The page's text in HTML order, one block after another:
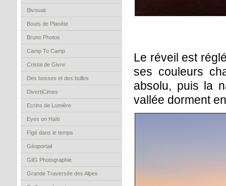
Bivouak
Bouts de Planète
Bruno Photos
Camp To Camp
Cristal de Givre
Des bosses et des bulles
DivertiCimes
Ecrins de Lumière
Eyes on Haïti
Figé dans le temps
Géoportail
GilG Photographie
Grande Traversée des Alpes
Le réveil est
ses couleurs
absolu, puis la
vallée dorment